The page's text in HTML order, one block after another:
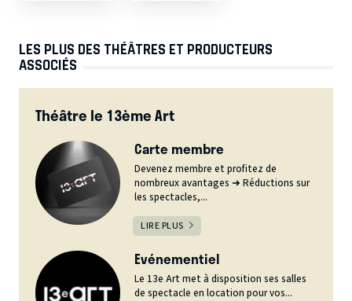
LES PLUS DES THÉÂTRES ET PRODUCTEURS
ASSOCIÉS
Théâtre le 13ème Art
Carte membre
Devenez membre et profitez de
nombreux avantages ➜ Réductions sur
les spectacles,...
LIRE PLUS
Evénementiel
Le 13e Art met à disposition ses salles
de spectacle en location pour vos...